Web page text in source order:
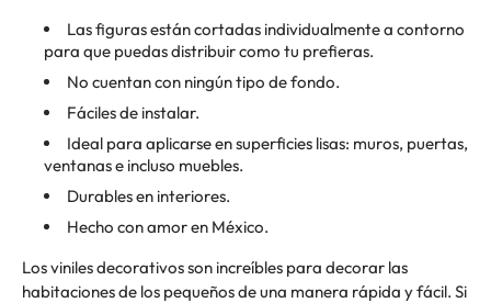
Las figuras están cortadas individualmente a contorno
para que puedas distribuir como tu prefieras.
No cuentan con ningún tipo de fondo.
Fáciles de instalar.
Ideal para aplicarse en superficies lisas: muros, puertas,
ventanas e incluso muebles.
Durables en interiores.
Hecho con amor en México.
Los viniles decorativos son increíbles para decorar las
habitaciones de los pequeños de una manera rápida y fácil. Si